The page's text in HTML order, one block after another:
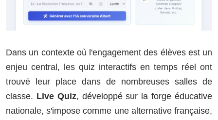
Dans un contexte où l'engagement des élèves est un
enjeu central, les quiz interactifs en temps réel ont
trouvé leur place dans de nombreuses salles de
classe. Live Quiz, développé sur la forge éducative
nationale, s'impose comme une alternative française,